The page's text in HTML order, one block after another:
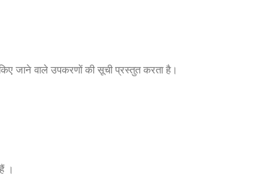
जाने वाले उपकरणों की सूची प्रस्तुत करता है।
।